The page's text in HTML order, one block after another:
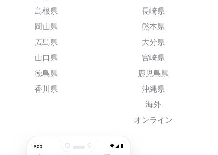
島根県
岡山県
広島県
山口県
徳島県
香川県
長崎県
熊本県
大分県
宮崎県
鹿児島県
沖縄県
海外
オンライン